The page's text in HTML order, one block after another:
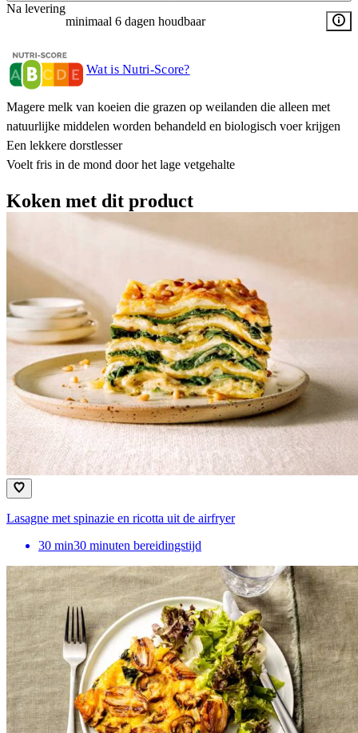
Na levering
minimaal 6 dagen houdbaar
Wat is Nutri-Score?
Magere melk van koeien die grazen op weilanden die alleen met
natuurlijke middelen worden behandeld en biologisch voer krijgen
Een lekkere dorstlesser
Voelt fris in de mond door het lage vetgehalte
Koken met dit product
Lasagne met spinazie en ricotta uit de airfryer
30 min30 minuten bereidingstijd